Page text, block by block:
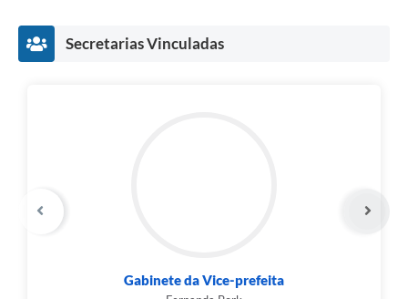
Secretarias Vinculadas
Gabinete da Vice-prefeita